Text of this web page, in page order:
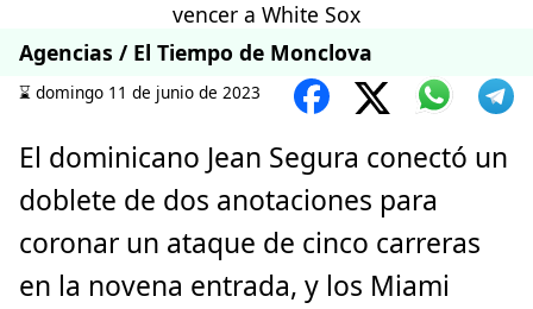
Agencias / El Tiempo de Monclova
⌛️ domingo 11 de junio de 2023
El dominicano Jean Segura conectó un
doblete de dos anotaciones para
coronar un ataque de cinco carreras
en la novena entrada, y los Miami